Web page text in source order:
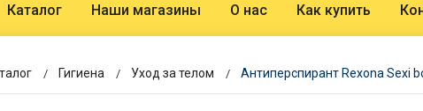
Каталог Наши магазины О нас Как купить
Гигиена Уход за телом Антиперспирант Rexona Sexi